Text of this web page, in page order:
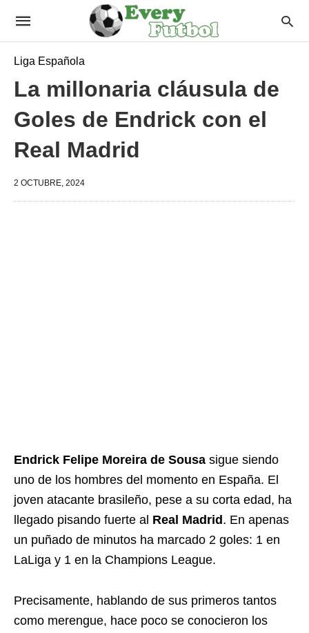
Liga Española
La millonaria cláusula de
Goles de Endrick con el
Real Madrid
2 OCTUBRE, 2024
Endrick Felipe Moreira de Sousa sigue siendo
uno de los hombres del momento en España. El
joven atacante brasileño, pese a su corta edad, ha
llegado pisando fuerte al Real Madrid . En apenas
un puñado de minutos ha marcado 2 goles: 1 en
LaLiga y 1 en la Champions League.
Precisamente, hablando de sus primeros tantos
como merengue, hace poco se conocieron los